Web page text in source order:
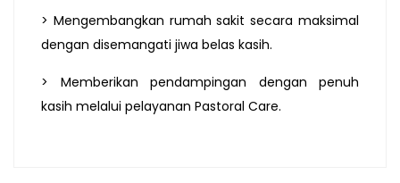
> Mengembangkan rumah sakit secara maksimal
dengan disemangati jiwa belas kasih.
> Memberikan pendampingan dengan penuh
kasih melalui pelayanan Pastoral Care.